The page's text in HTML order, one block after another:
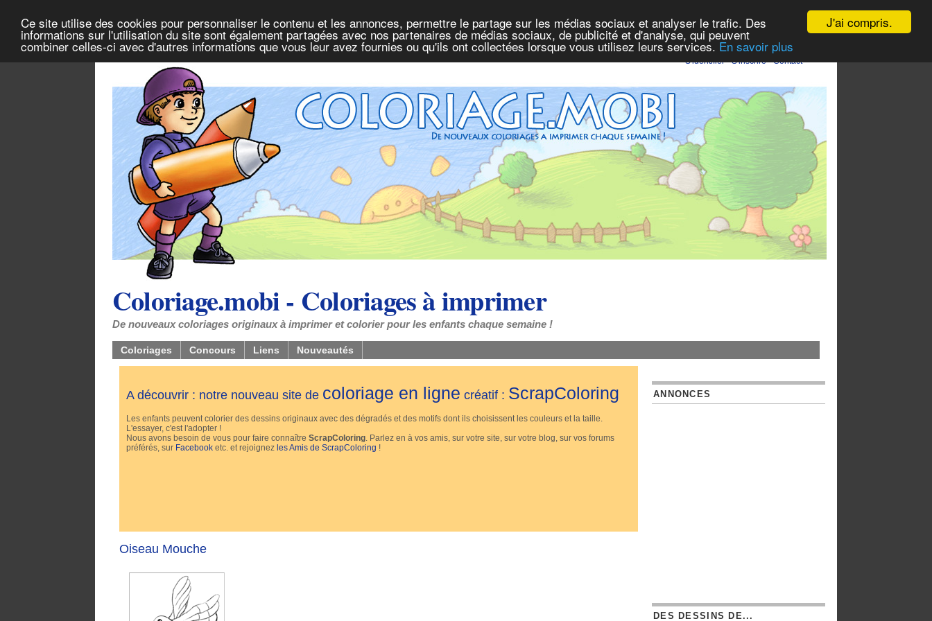
J'ai compris.
Ce site utilise des cookies pour personnaliser le contenu et les annonces, permettre le partage sur les médias sociaux et analyser le trafic. Des
informations sur l'utilisation du site sont également partagées avec nos partenaires de médias sociaux, de publicité et d'analyse, qui peuvent
combiner celles-ci avec d'autres informations que vous leur avez fournies ou qu'ils ont collectées lorsque vous utilisez leurs services. En savoir plus
S'identifier -S'inscrire -Contact
Coloriage.mobi - Coloriages à imprimer
De nouveaux coloriages originaux à imprimer et colorier pour les enfants chaque semaine !
Coloriages Concours Liens Nouveautés
A découvrir : notre nouveau site de coloriage en ligne créatif : ScrapColoring
Les enfants peuvent colorier des dessins originaux avec des dégradés et des motifs dont ils choisissent les couleurs et la taille.
L'essayer, c'est l'adopter !
Nous avons besoin de vous pour faire connaître ScrapColoring . Parlez en à vos amis, sur votre site, sur votre blog, sur vos forums
préférés, sur Facebook etc. et rejoignez les Amis de ScrapColoring !
Oiseau Mouche
ANNONCES
DES DESSINS DE...